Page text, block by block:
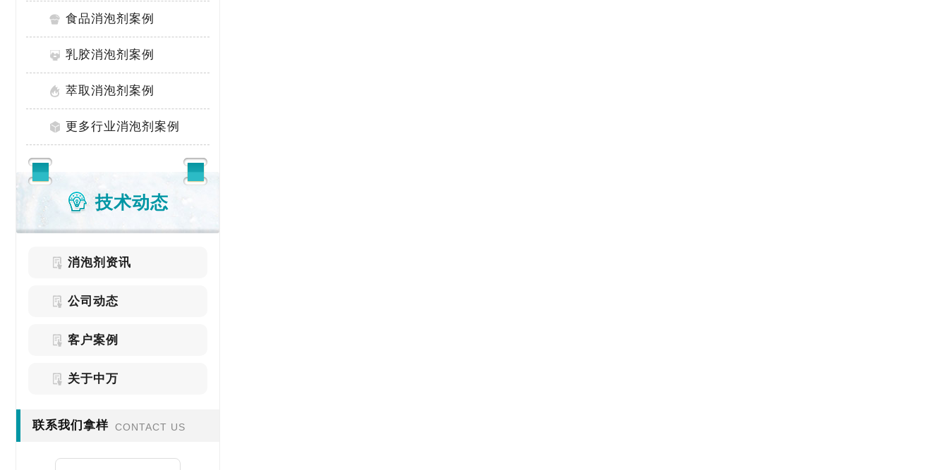
食品消泡剂案例
乳胶消泡剂案例
萃取消泡剂案例
更多行业消泡剂案例
技术动态
消泡剂资讯
公司动态
客户案例
关于中万
联系我们拿样 CONTACT US